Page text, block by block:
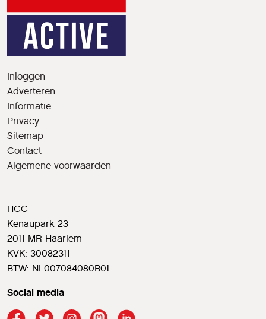
Inloggen
Adverteren
Informatie
Privacy
Sitemap
Contact
Algemene voorwaarden
HCC
Kenaupark 23
2011 MR Haarlem
KVK: 30082311
BTW: NL007084080B01
Social media